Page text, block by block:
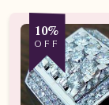
10%
OFF